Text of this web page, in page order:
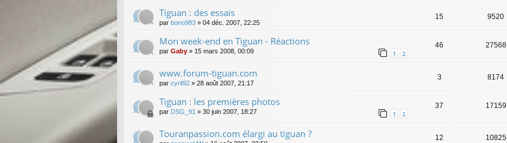
Tiguan : des essais
par bono983 » 04 déc. 2007, 22:25
15 9520
Mon week-end en Tiguan - Réactions
par Gaby » 15 mars 2008, 00:09 1 2
46 27568
www.forum-tiguan.com
par cyril92 » 28 août 2007, 21:17
3 8174
Tiguan : les premières photos
par DSG_91 » 30 juin 2007, 18:27 1 2
37 17159
Touranpassion.com élargi au tiguan ? 12 10825